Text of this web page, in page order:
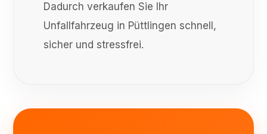
Dadurch verkaufen Sie Ihr
Unfallfahrzeug in Püttlingen schnell,
sicher und stressfrei.